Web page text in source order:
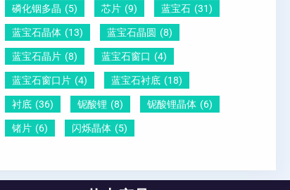
磷化铟多晶 (5) 芯片 (9) 蓝宝石 (31)
蓝宝石晶体 (13) 蓝宝石晶圆 (8)
蓝宝石晶片 (8) 蓝宝石窗口 (4)
蓝宝石窗口片 (4) 蓝宝石衬底 (18)
衬底 (36) 铌酸锂 (8) 铌酸锂晶体 (6)
锗片 (6) 闪烁晶体 (5)